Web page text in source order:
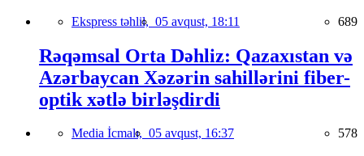
Ekspress təhlil, 05 avqust, 18:11 689
Rəqəmsal Orta Dəhliz: Qazaxıstan və
Azərbaycan Xəzərin sahillərini fiber-
optik xətlə birləşdirdi
Media İcmalı, 05 avqust, 16:37 578